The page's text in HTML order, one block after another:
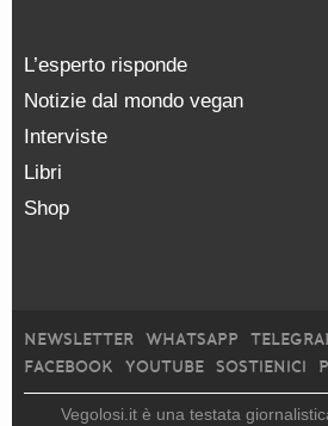
L’esperto risponde
Notizie dal mondo vegan
Interviste
Libri
Shop
NEWSLETTER WHATSAPP
FACEBOOK
YOUTUBE SOSTIENICI
Vegolosi.it è una testata